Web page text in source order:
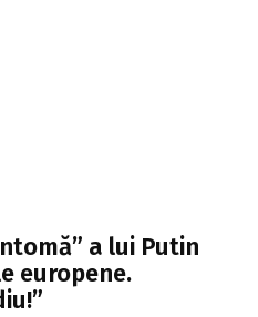
a lui Putin
europene.